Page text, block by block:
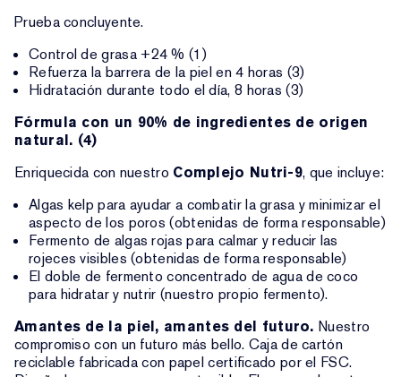
Prueba concluyente.
Control de grasa +24 % (1)
Refuerza la barrera de la piel en 4 horas (3)
Hidratación durante todo el día, 8 horas (3)
Fórmula con un 90% de ingredientes de origen
natural. (4)
Enriquecida con nuestro Complejo Nutri-9, que incluye:
Algas kelp para ayudar a combatir la grasa y minimizar el
aspecto de los poros (obtenidas de forma responsable)
Fermento de algas rojas para calmar y reducir las
rojeces visibles (obtenidas de forma responsable)
El doble de fermento concentrado de agua de coco
para hidratar y nutrir (nuestro propio fermento).
Amantes de la piel, amantes del futuro. Nuestro
compromiso con un futuro más bello. Caja de cartón
reciclable fabricada con papel certificado por el FSC.